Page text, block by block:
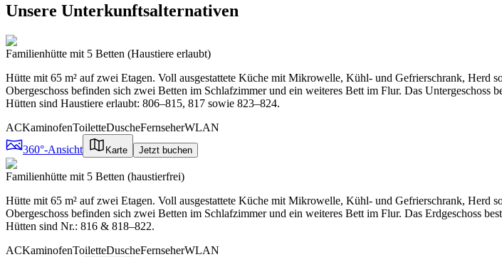
Unsere Unterkunftsalternativen
Familienhütte mit 5 Betten (Haustiere erlaubt)
Hütte mit 65 m² auf zwei Etagen. Voll ausgestattete Küche mit Mikrowelle, Kühl- und Gefrierschrank,
Obergeschoss befinden sich zwei Betten im Schlafzimmer und ein weiteres Bett im Flur. Das
Hütten sind Haustiere erlaubt: 806–815, 817 sowie 823–824.
ACKaminofenToiletteDuscheFernseherWLAN
360°-Ansicht
Karte Jetzt buchen
Familienhütte mit 5 Betten (haustierfrei)
Hütte mit 65 m² auf zwei Etagen. Voll ausgestattete Küche mit Mikrowelle, Kühl- und Gefrierschrank,
Obergeschoss befinden sich zwei Betten im Schlafzimmer und ein weiteres Bett im Flur. Das Erdgeschoss
Hütten sind Nr.: 816 & 818–822.
ACKaminofenToiletteDuscheFernseherWLAN